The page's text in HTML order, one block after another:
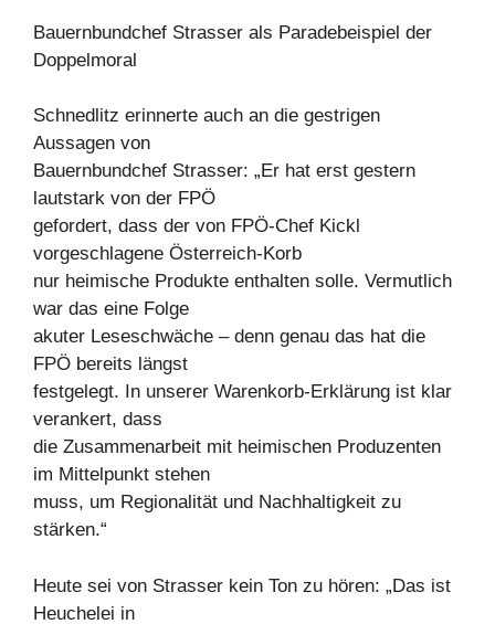
Bauernbundchef Strasser als Paradebeispiel der
Doppelmoral
Schnedlitz erinnerte auch an die gestrigen
Aussagen von
Bauernbundchef Strasser: „Er hat erst gestern
lautstark von der FPÖ
gefordert, dass der von FPÖ-Chef Kickl
vorgeschlagene Österreich-Korb
nur heimische Produkte enthalten solle. Vermutlich
war das eine Folge
akuter Leseschwäche – denn genau das hat die
FPÖ bereits längst
festgelegt. In unserer Warenkorb-Erklärung ist klar
verankert, dass
die Zusammenarbeit mit heimischen Produzenten
im Mittelpunkt stehen
muss, um Regionalität und Nachhaltigkeit zu
stärken.“
Heute sei von Strasser kein Ton zu hören: „Das ist
Heuchelei in